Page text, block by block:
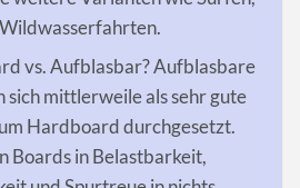
vs. Aufblasbar? Aufblasbare
sich mittlerweile als sehr gute
Hardboard durchgesetzt.
Boards in Belastbarkeit,